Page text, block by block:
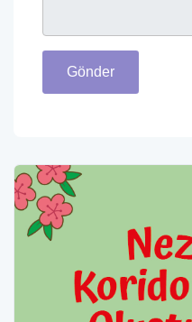
Gönder